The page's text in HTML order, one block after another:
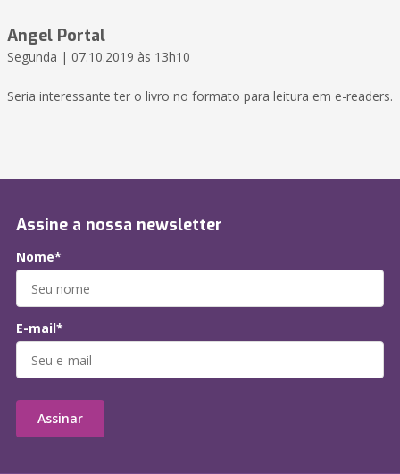
Angel Portal
Segunda | 07.10.2019 às 13h10
Seria interessante ter o livro no formato para leitura em e-readers.
Assine a nossa newsletter
Nome*
E-mail*
Assinar